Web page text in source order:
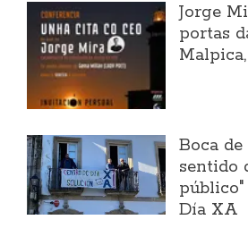
Jorge
portas
Boca de
sentido
Día XA